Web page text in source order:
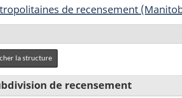
de recensement
la structure
de recensement